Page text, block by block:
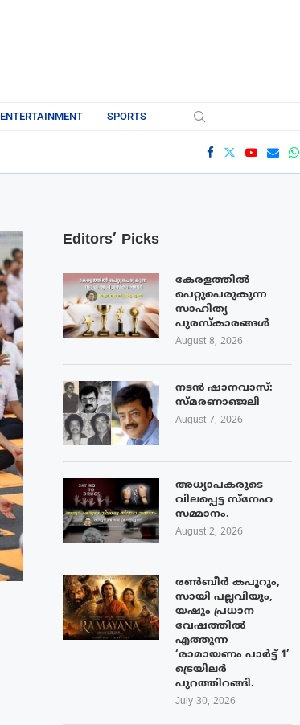
ENTERTAINMENT SPORTS
Editors’ Picks
കേരളത്തിൽ
പെറ്റുപെരുകുന്ന
സാഹിത്യ
പുരസ്‌കാരങ്ങൾ
August 8, 2026
നടൻ ഷാനവാസ്:
സ്മരണാഞ്ജലി
August 7, 2026
അധ്യാപകരുടെ
വിലപ്പെട്ട സ്നേഹ
സമ്മാനം.
August 2, 2026
രൺബീർ കപൂറും,
സായി പല്ലവിയും,
യഷും പ്രധാന
വേഷത്തിൽ
എത്തുന്ന
‘രാമായണം പാർട്ട് 1’
ട്രെയിലർ
പുറത്തിറങ്ങി.
July 30, 2026